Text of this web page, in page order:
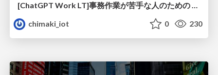
[ChatGPT Work LT]事務作業が苦手な人のための バックオフィスの「半」自動化
chimaki_iot
0 230